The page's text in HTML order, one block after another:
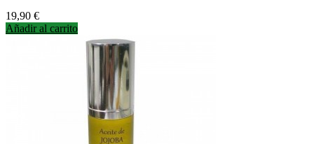
Precio
19,90 €
Añadir al carrito